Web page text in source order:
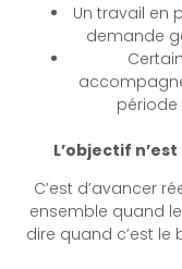
Un travail en
demande
L’objectif
C’est d’avancer
ensemble quand
dire quand c’est le